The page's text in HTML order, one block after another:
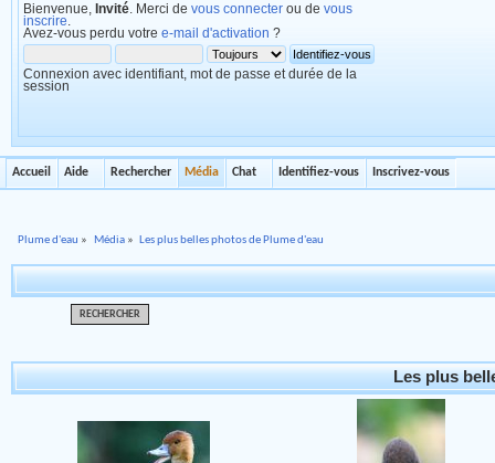
Bienvenue, Invité . Merci de vous connecter ou de vous
inscrire
Avez-vous perdu votre e-mail d'activation ?
Connexion avec identifiant, mot de passe et durée de la
session
Accueil Aide Rechercher Média Chat Identifiez-vous Inscrivez-vous
Plume d'eau » Média» Les plus belles photos de Plume d'eau
RECHERCHER
Les plus